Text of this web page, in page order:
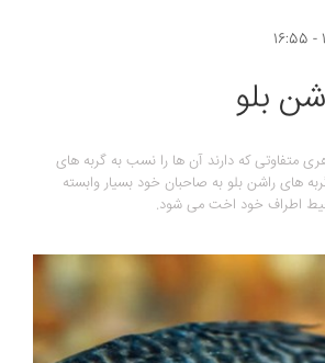
بلو
متفاوتی که دارند آن ها را نسب به گربه های
های راشن بلو به صاحبان خود بسیار وابسته
اطراف خود اخت می شود.